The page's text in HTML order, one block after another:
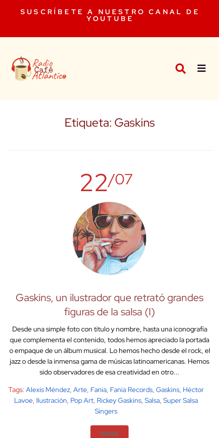
SUSCRÍBETE A NUESTRO CANAL DE
YOUTUBE
Etiqueta: Gaskins
22/07
Gaskins, un ilustrador que retrató grandes
figuras de la salsa (I)
Desde una simple foto con título y nombre, hasta una iconografía
que complementa el contenido, todos hemos apreciado la portada
o empaque de un álbum musical. Lo hemos hecho desde el rock, el
jazz o desde la inmensa gama de músicas latinoamericanas. Hemos
sido observadores de esa creatividad en otro...
Tags: Alexis Méndez, Arte, Fania, Fania Records, Gaskins, Héctor
Lavoe, Ilustración, Pop Art, Rickey Gaskins, Salsa, Super Salsa
Singers
MORE